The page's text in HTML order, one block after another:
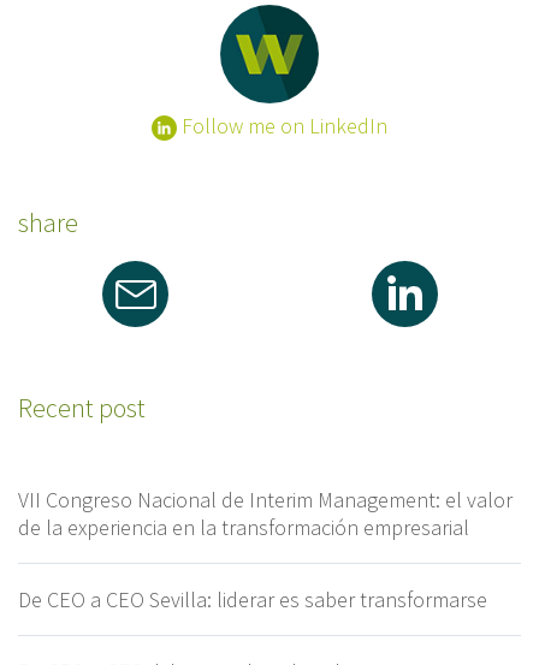
Follow me on LinkedIn
share
Recent post
VII Congreso Nacional de Interim Management: el valor
de la experiencia en la transformación empresarial
De CEO a CEO Sevilla: liderar es saber transformarse